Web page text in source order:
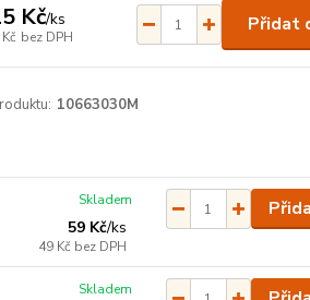
Kč/ks
bez DPH
Přidat
10663030M
59 Kč/ks
49 Kč bez DPH
Skladem
Skladem